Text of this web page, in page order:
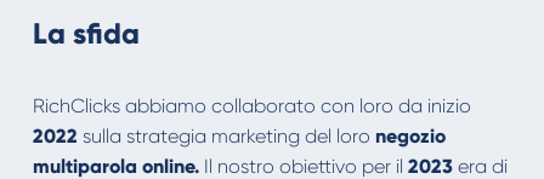
La sfida
RichClicks abbiamo collaborato con loro da inizio
2022 sulla strategia marketing del loro negozio
multiparola online.Il nostro obiettivo per il 2023era di